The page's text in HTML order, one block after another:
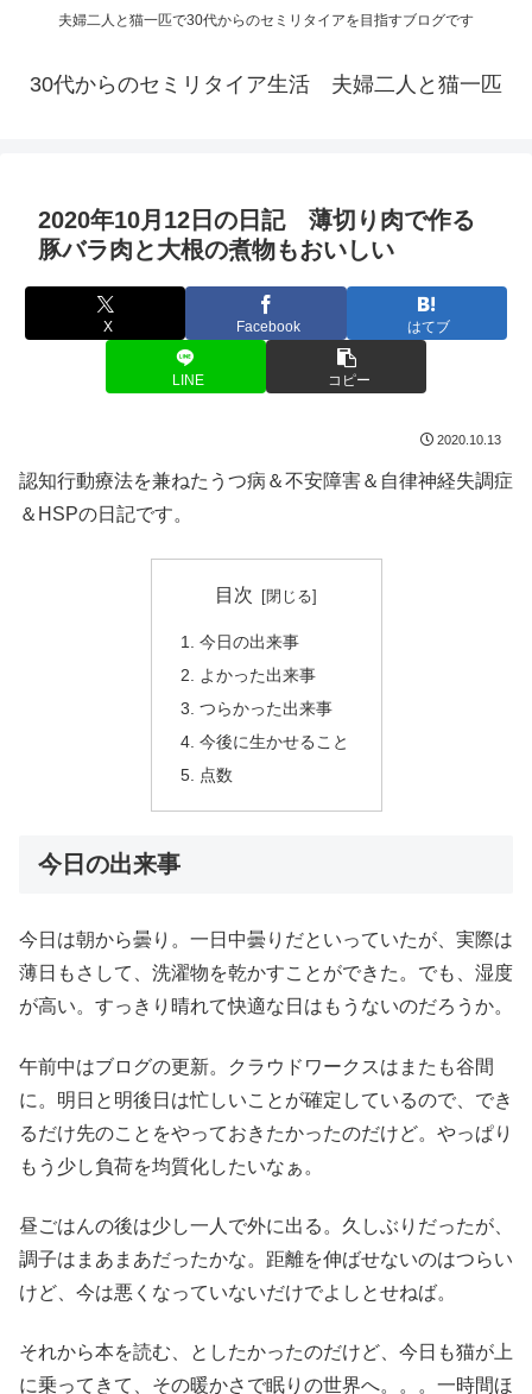
夫婦二人と猫一匹で30代からのセミリタイアを目指すブログです
30代からのセミリタイア生活 夫婦二人と猫一匹
2020年10月12日の日記 薄切り肉で作る
豚バラ肉と大根の煮物もおいしい
X Facebook はてブ
LINE コピー
2020.10.13
認知行動療法を兼ねたうつ病＆不安障害＆自律神経失調症
＆HSPの日記です。
目次
今日の出来事
よかった出来事
つらかった出来事
今後に生かせること
点数
今日の出来事
今日は朝から曇り。一日中曇りだといっていたが、実際は
薄日もさして、洗濯物を乾かすことができた。でも、湿度
が高い。すっきり晴れて快適な日はもうないのだろうか。
午前中はブログの更新。クラウドワークスはまたも谷間
に。明日と明後日は忙しいことが確定しているので、でき
るだけ先のことをやっておきたかったのだけど。やっぱり
もう少し負荷を均質化したいなぁ。
昼ごはんの後は少し一人で外に出る。久しぶりだったが、
調子はまあまあだったかな。距離を伸ばせないのはつらい
けど、今は悪くなっていないだけでよしとせねば。
それから本を読む、としたかったのだけど、今日も猫が上
に乗ってきて、その暖かさで眠りの世界へ。。。一時間ほ